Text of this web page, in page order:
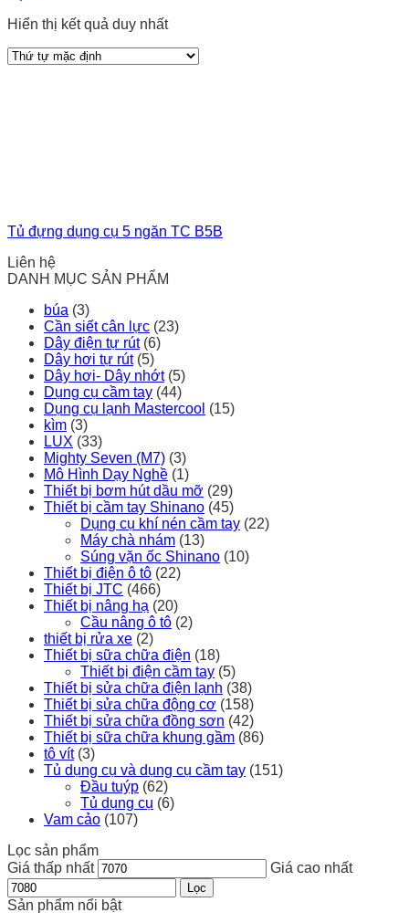
Hiển thị kết quả duy nhất
Tủ đựng dụng cụ 5 ngăn TC B5B
Liên hệ
DANH MỤC SẢN PHẨM
búa (3)
Cần siết cân lực (23)
Dây điện tự rút (6)
Dây hơi tự rút (5)
Dây hơi- Dây nhớt (5)
Dụng cụ cầm tay (44)
Dụng cụ lạnh Mastercool (15)
kìm (3)
LUX (33)
Mighty Seven (M7) (3)
Mô Hình Dạy Nghề (1)
Thiết bị bơm hút dầu mỡ (29)
Thiết bị cầm tay Shinano (45)
Dụng cụ khí nén cầm tay (22)
Máy chà nhám (13)
Súng vặn ốc Shinano (10)
Thiết bị điện ô tô (22)
Thiết bị JTC (466)
Thiết bị nâng hạ (20)
Cầu nâng ô tô (2)
thiết bị rửa xe (2)
Thiết bị sữa chữa điện (18)
Thiết bị điện cầm tay (5)
Thiết bị sửa chữa điện lạnh (38)
Thiết bị sửa chữa động cơ (158)
Thiết bị sửa chữa đồng sơn (42)
Thiết bị sữa chữa khung gầm (86)
tô vít (3)
Tủ dụng cụ và dụng cụ cầm tay (151)
Đầu tuýp (62)
Tủ dụng cụ (6)
Vam cảo (107)
Lọc sản phẩm
Giá thấp nhất
Giá cao nhất
Lọc
Sản phẩm nổi bật